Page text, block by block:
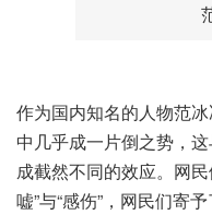
作为国内知名的人物范
中几乎成一片倒之势，
成截然不同的效应。网
嘘”与“感伤”，网民们寄